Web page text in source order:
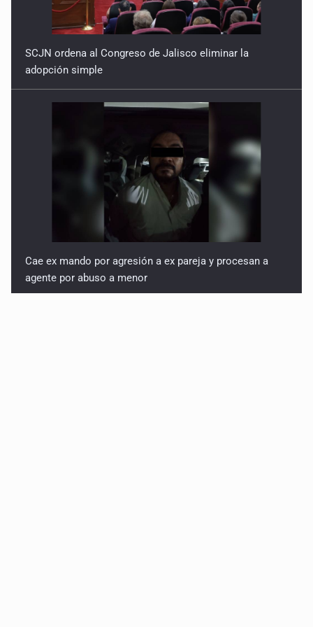
SCJN ordena al Congreso de Jalisco eliminar la
adopción simple
Cae ex mando por agresión a ex pareja y procesan a
agente por abuso a menor